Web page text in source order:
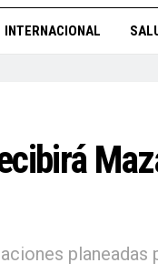
INTERNACIONAL
planeadas